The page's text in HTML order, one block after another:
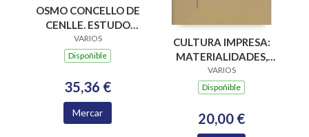
OSMO CONCELLO DE
CENLLE. ESTUDO
PARA A
INTERVENCION NO
VARIOS
Dispoñible
35,36 €
Mercar
CULTURA IMPRESA:
MATERIALIDADES,
PARADIGMAS E
RETOS EPISTÉMICOS
VARIOS
Dispoñible
20,00 €